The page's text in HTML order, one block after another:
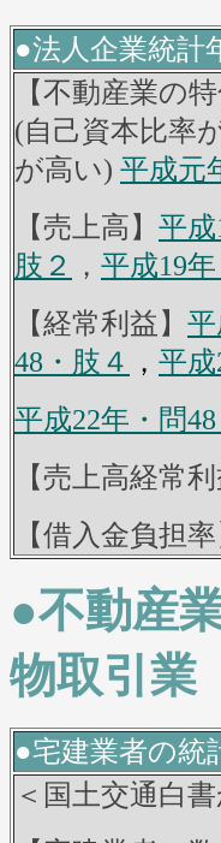
●法人企業統計
【不動産業の特
(自己資本比率
が高い) 平成元
【売上高】 平成
肢２
， 平成19
【経常利益】 平
48・肢４ ， 平成
平成22年・問48
【売上高経常利
【借入金負担率
●不動産
物取引業
●宅建業者の統
＜国土交通白